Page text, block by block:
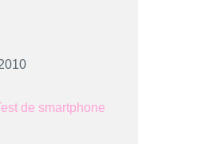
de smartphone